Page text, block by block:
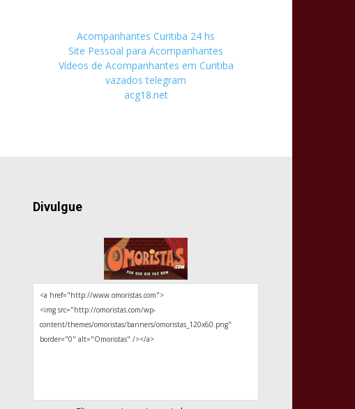
Acompanhantes Curitiba 24 hs
Site Pessoal para Acompanhantes
Vídeos de Acompanhantes em Curitiba
vazados telegram
acg18.net
Divulgue